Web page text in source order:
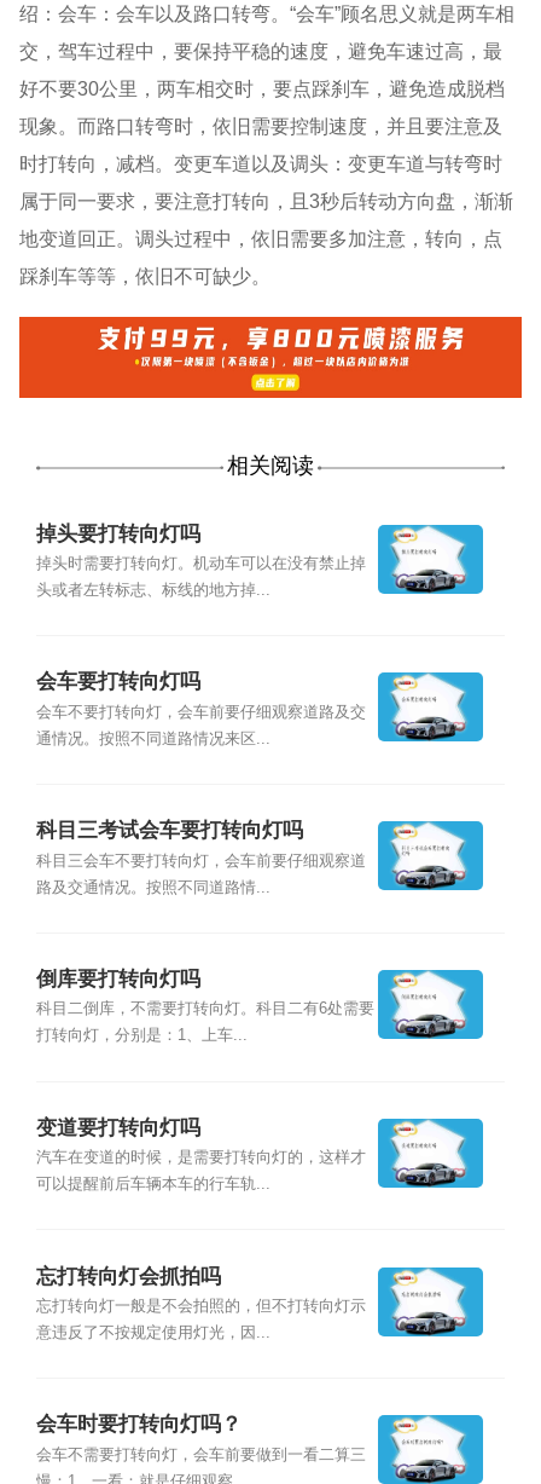
绍：会车：会车以及路口转弯。“会车”顾名思义就是两车相
交，驾车过程中，要保持平稳的速度，避免车速过高，最
好不要30公里，两车相交时，要点踩刹车，避免造成脱档
现象。而路口转弯时，依旧需要控制速度，并且要注意及
时打转向，减档。变更车道以及调头：变更车道与转弯时
属于同一要求，要注意打转向，且3秒后转动方向盘，渐渐
地变道回正。调头过程中，依旧需要多加注意，转向，点
踩刹车等等，依旧不可缺少。
相关阅读
掉头要打转向灯吗
掉头时需要打转向灯。机动车可以在没有禁止掉
头或者左转标志、标线的地方掉...
会车要打转向灯吗
会车不要打转向灯，会车前要仔细观察道路及交
通情况。按照不同道路情况来区...
科目三考试会车要打转向灯吗
科目三会车不要打转向灯，会车前要仔细观察道
路及交通情况。按照不同道路情...
倒库要打转向灯吗
科目二倒库，不需要打转向灯。科目二有6处需要
打转向灯，分别是：1、上车...
变道要打转向灯吗
汽车在变道的时候，是需要打转向灯的，这样才
可以提醒前后车辆本车的行车轨...
忘打转向灯会抓拍吗
忘打转向灯一般是不会拍照的，但不打转向灯示
意违反了不按规定使用灯光，因...
会车时要打转向灯吗？
会车不需要打转向灯，会车前要做到一看二算三